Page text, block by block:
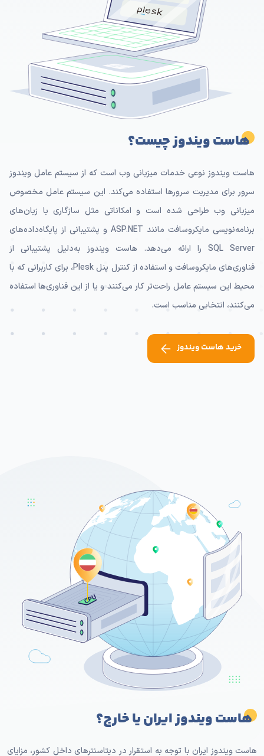
هاست ویندوز چیست؟
هاست ویندوز نوعی خدمات میزبانی وب است که از سیستم عامل ویندوز
سرور برای مدیریت سرورها استفاده می‌کند. این سیستم عامل مخصوص
میزبانی وب طراحی شده است و امکاناتی مثل سازگاری با زبان‌های
برنامه‌نویسی مایکروسافت مانند ASP.NET و پشتیبانی از پایگاه‌داده‌های
SQL Server را ارائه می‌دهد. هاست ویندوز به‌دلیل پشتیبانی از
فناوری‌های مایکروسافت و استفاده از کنترل پنل Plesk، برای کاربرانی که با
محیط این سیستم عامل راحت‌تر کار می‌کنند و یا از این فناوری‌ها استفاده
می‌کنند، انتخابی مناسب است.
خرید هاست ویندوز
هاست ویندوز ایران یا خارج؟
هاست ویندوز ایران با توجه به استقرار در دیتاسنترهای داخل کشور، مزایای